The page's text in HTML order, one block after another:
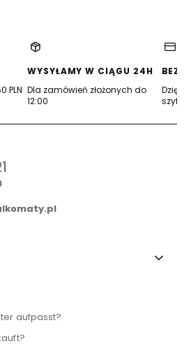
neuen
neuen
PLN
WYSYŁAMY W CIĄGU 24H
Dla zamówień złożonych do
12:00
Dzięki
aufpasst?